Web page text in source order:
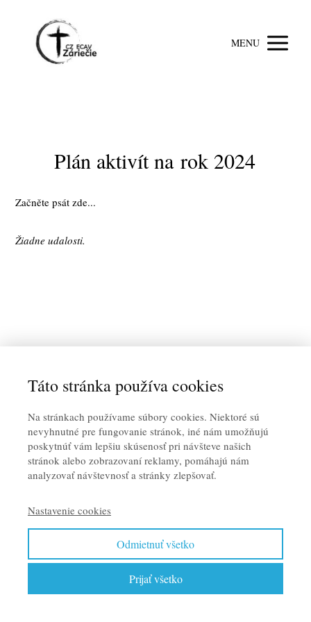
MENU
Plán aktivít na rok 2024
Začněte psát zde...
Žiadne udalosti.
Táto stránka používa cookies
Na stránkach používame súbory cookies. Niektoré sú
nevyhnutné pre fungovanie stránok, iné nám umožňujú
poskytnúť vám lepšiu skúsenosť pri návšteve našich
stránok alebo zobrazovaní reklamy, pomáhajú nám
analyzovať návštevnosť a stránky zlepšovať.
Nastavenie cookies
Odmietnuť všetko
Prijať všetko